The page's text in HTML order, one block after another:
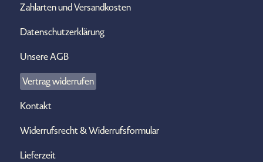
Zahlarten und Versandkosten
Datenschutzerklärung
Unsere AGB
Vertrag widerrufen
Kontakt
Widerrufsrecht & Widerrufsformular
Lieferzeit